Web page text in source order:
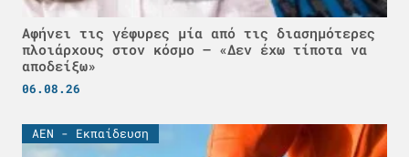
Αφήνει τις γέφυρες μία από τις διασημότερες
πλοιάρχους στον κόσμο – «Δεν έχω τίποτα να
αποδείξω»
06.08.26
ΑΕΝ - Εκπαίδευση